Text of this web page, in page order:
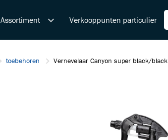
Assortiment
Polijsten en Lakcorrectie
Verkooppunten particulier
toebehoren Vernevelaar Canyon super black/black